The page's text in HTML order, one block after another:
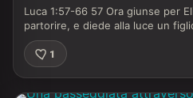
Luca 1:57-66 57 Ora giunse per
partorire, e diede alla luce un
1